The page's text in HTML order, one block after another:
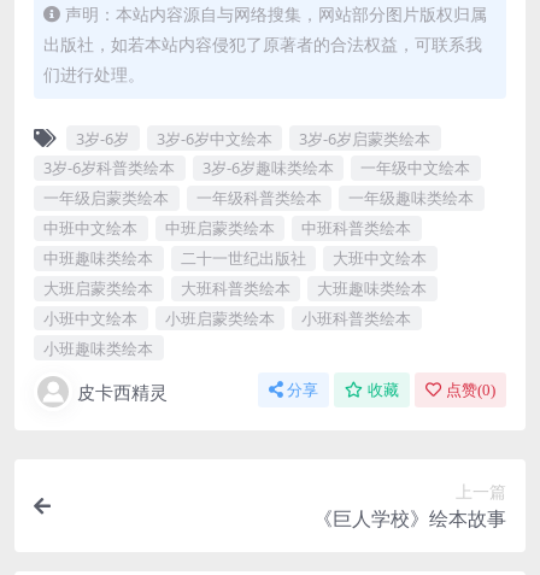
声明：本站内容源自与网络搜集，网站部分图片版权归属
出版社，如若本站内容侵犯了原著者的合法权益，可联系我
们进行处理。
3岁-6岁 3岁-6岁中文绘本
3岁-6岁启蒙类绘本
3岁-6岁科普类绘本
3岁-6岁趣味类绘本
一年级中文绘本
一年级启蒙类绘本
一年级科普类绘本
一年级趣味类绘本
中班中文绘本
中班启蒙类绘本
中班科普类绘本
中班趣味类绘本
二十一世纪出版社
大班中文绘本
大班启蒙类绘本
大班科普类绘本
大班趣味类绘本
小班中文绘本
小班启蒙类绘本
小班科普类绘本
小班趣味类绘本
皮卡西精灵 分享 收藏 点赞(0)
上一篇
《巨人学校》绘本故事